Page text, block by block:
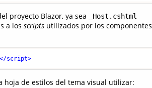
proyecto Blazor, ya sea
_Host.cshtml
a los scriptsutilizados por los componentes
</script>
hoja de estilos del tema visual utilizar: